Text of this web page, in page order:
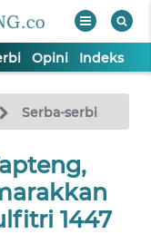
Opini Indeks
Serba-serbi
1447